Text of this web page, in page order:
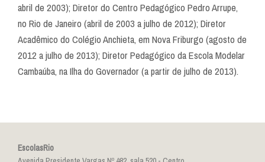
abril de 2003); Diretor do Centro Pedagógico Pedro Arrupe,
no Rio de Janeiro (abril de 2003 a julho de 2012); Diretor
Acadêmico do Colégio Anchieta, em Nova Friburgo (agosto de
2012 a julho de 2013); Diretor Pedagógico da Escola Modelar
Cambaúba, na Ilha do Governador (a partir de julho de 2013).
EscolasRio